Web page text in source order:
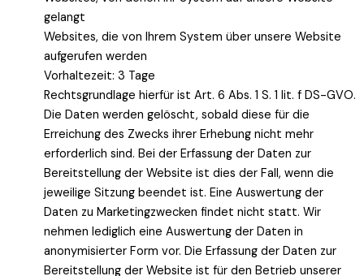
gelangt
Websites, die von Ihrem System über unsere Website
aufgerufen werden
Vorhaltezeit: 3 Tage
Rechtsgrundlage hierfür ist Art. 6 Abs. 1 S. 1 lit. f DS-GVO.
Die Daten werden gelöscht, sobald diese für die
Erreichung des Zwecks ihrer Erhebung nicht mehr
erforderlich sind. Bei der Erfassung der Daten zur
Bereitstellung der Website ist dies der Fall, wenn die
jeweilige Sitzung beendet ist. Eine Auswertung der
Daten zu Marketingzwecken findet nicht statt. Wir
nehmen lediglich eine Auswertung der Daten in
anonymisierter Form vor. Die Erfassung der Daten zur
Bereitstellung der Website ist für den Betrieb unserer